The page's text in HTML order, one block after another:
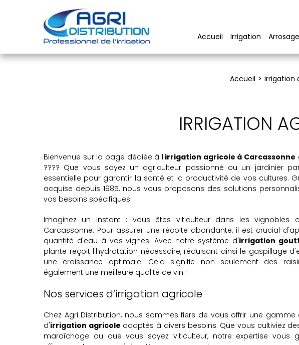
Accueil Irrigation Arrosage
Accueil irrigation
IRRIGATION
Bienvenue sur la page dédiée à l'irrigation agricole à Carcassonne
???? Que vous soyez un agriculteur passionné ou un jardinier
essentielle pour garantir la santé et la productivité de vos cultures.
acquise depuis 1985, nous vous proposons des solutions
vos besoins spécifiques.
Imaginez un instant : vous êtes viticulteur dans les vignobles
Carcassonne. Pour assurer une récolte abondante, il est crucial
quantité d'eau à vos vignes. Avec notre système d'irrigation
plante reçoit l'hydratation nécessaire, réduisant ainsi le gaspillage
une croissance optimale. Cela signifie non seulement des
également une meilleure qualité de vin !
Nos services d’irrigation agricole
Chez Agri Distribution, nous sommes fiers de vous offrir une
d'irrigation agricole adaptés à divers besoins. Que vous cultiviez
maraîchage ou que vous soyez viticulteur, notre expertise vous